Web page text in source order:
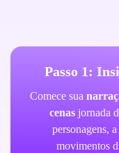
Passo 1:
Comece sua
cenas jornada
personagens,
movimentos